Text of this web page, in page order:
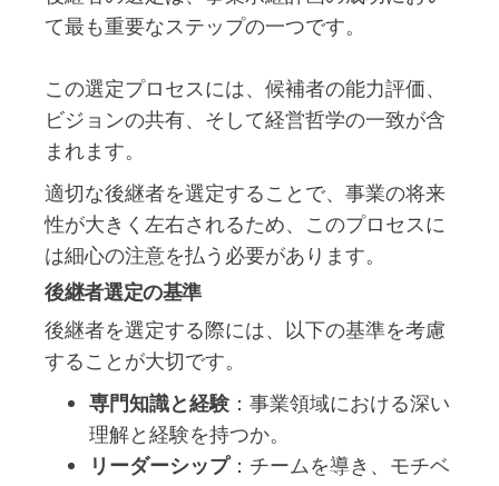
て最も重要なステップの一つです。
この選定プロセスには、候補者の能力評価、
ビジョンの共有、そして経営哲学の一致が含
まれます。
適切な後継者を選定することで、事業の将来
性が大きく左右されるため、このプロセスに
は細心の注意を払う必要があります。
後継者選定の基準
後継者を選定する際には、以下の基準を考慮
することが大切です。
専門知識と経験 ：事業領域における深い
理解と経験を持つか。
リーダーシップ：チームを導き、モチベ